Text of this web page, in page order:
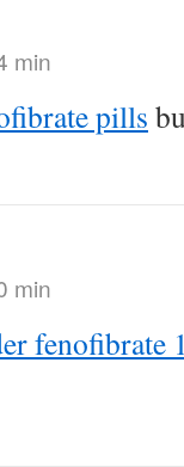
min
pills
min
fenofibrate